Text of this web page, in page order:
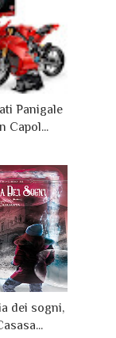
Panigale
Capol...
dei sogni,